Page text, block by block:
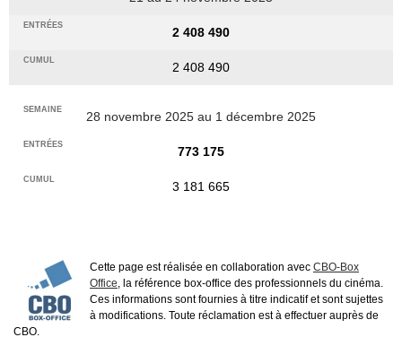
2 408 490
2 408 490
28 novembre 2025 au 1 décembre 2025
773 175
3 181 665
Cette page est réalisée en collaboration avec CBO-Box
Office, la référence box-office des professionnels du cinéma.
Ces informations sont fournies à titre indicatif et sont sujettes
à modifications. Toute réclamation est à effectuer auprès de
CBO.